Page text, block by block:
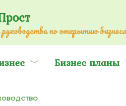
по открытию
Бизнес планы